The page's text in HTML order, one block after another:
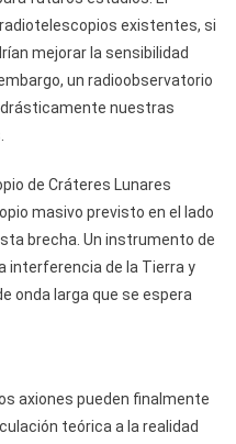
existentes, si
mejorar la sensibilidad
un radioobservatorio
nuestras
de Cráteres Lunares
masivo previsto en el lado
brecha. Un instrumento de
interferencia de la Tierra y
onda larga que se espera
axiones pueden finalmente
teórica a la realidad